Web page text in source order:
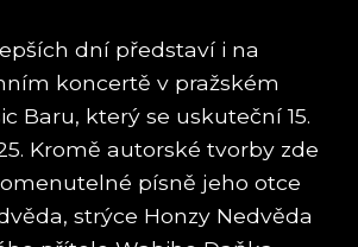
dní představí i na
koncertě v pražském
Baru, který se uskuteční 15.
Kromě autorské tvorby zde
písně jeho otce
strýce Honzy Nedvěda